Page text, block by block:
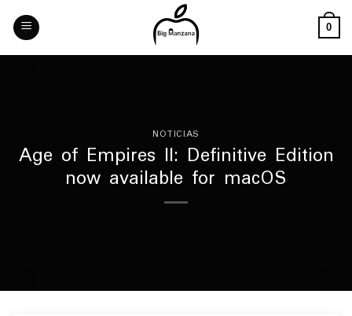
Skip
content
0
NOTICIAS
Age of Empires II: Definitive Edition
now available for macOS